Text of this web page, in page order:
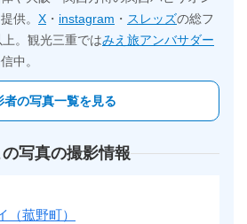
供。 X ・ instagram ・ スレッズの総フ
。観光三重ではみえ旅アンバサダー
中。
者の写真一覧を見る
写真の撮影情報
（菰野町）